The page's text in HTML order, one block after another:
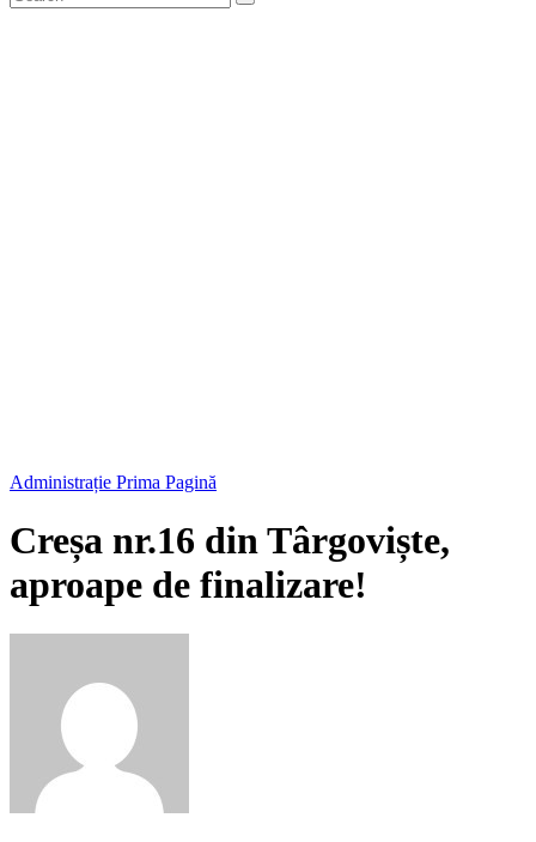
Administrație Prima Pagină
Creșa nr.16 din Târgoviște,
aproape de finalizare!